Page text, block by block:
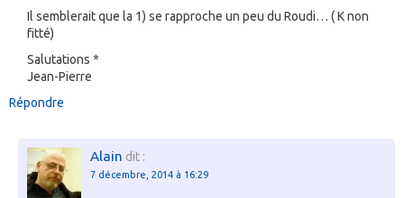
Il semblerait que la 1) se rapproche un peu du Roudi… ( K non
fitté)
Salutations *
Jean-Pierre
Répondre
Alain dit :
7 décembre, 2014 à 16:29